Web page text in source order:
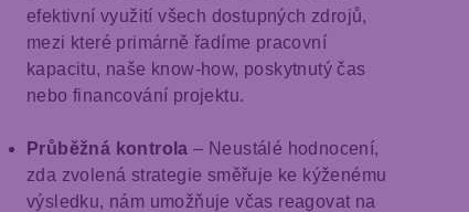
efektivní využití všech dostupných zdrojů,
mezi které primárně řadíme pracovní
kapacitu, naše know-how, poskytnutý čas
nebo financování projektu.
Průběžná kontrola – Neustálé hodnocení,
zda zvolená strategie směřuje ke kýženému
výsledku, nám umožňuje včas reagovat na